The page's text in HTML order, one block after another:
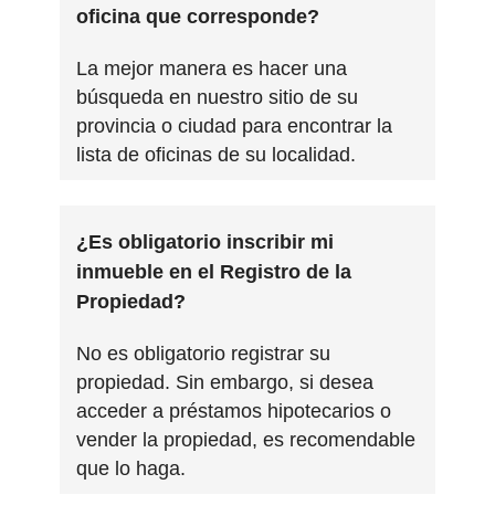
oficina que corresponde?
La mejor manera es hacer una
búsqueda en nuestro sitio de su
provincia o ciudad para encontrar la
lista de oficinas de su localidad.
¿Es obligatorio inscribir mi
inmueble en el Registro de la
Propiedad?
No es obligatorio registrar su
propiedad. Sin embargo, si desea
acceder a préstamos hipotecarios o
vender la propiedad, es recomendable
que lo haga.